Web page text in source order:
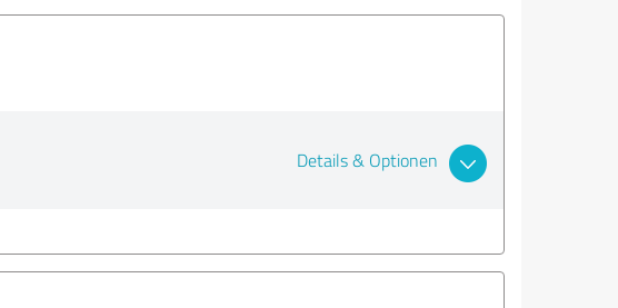
Details & Optionen